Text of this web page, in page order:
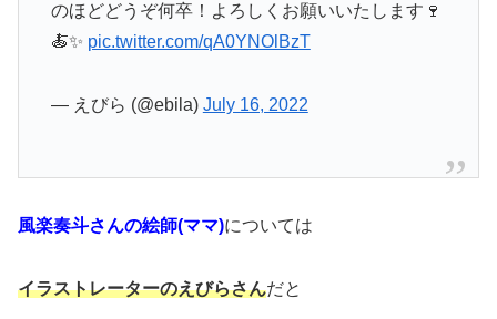
のほどどうぞ何卒！よろしくお願いいたします🍷
🍝✨ pic.twitter.com/qA0YNOlBzT
— えびら (@ebila) July 16, 2022
風楽奏斗さんの絵師(ママ)については
イラストレーターのえびらさんだと